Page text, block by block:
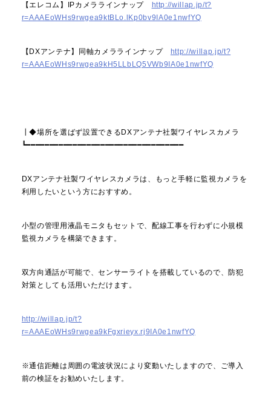
【エレコム】IPカメララインナップ
http://willap.jp/t?
r=AAAEoWHs9rwgea9ktBLo.lKp0bv9IA0e1nwfYQ
【DXアンテナ】同軸カメララインナップ
http://willap.jp/t?
r=AAAEoWHs9rwgea9kH5LLbLQ5VWb9IA0e1nwfYQ
┃◆場所を選ばず設置できるDXアンテナ社製ワイヤレスカメラ
┗━━━━━━━━━━━━━━━━━━━━━━━━━━━━━━━━━━
DXアンテナ社製ワイヤレスカメラは、もっと手軽に監視カメラを
利用したいという方におすすめ。
小型の管理用液晶モニタもセットで、配線工事を行わずに小規模
監視カメラを構築できます。
双方向通話が可能で、センサーライトを搭載しているので、防犯
対策としても活用いただけます。
http://willap.jp/t?
r=AAAEoWHs9rwgea9kFgxrieyx.rj9IA0e1nwfYQ
※通信距離は周囲の電波状況により変動いたしますので、ご導入
前の検証をお勧めいたします。